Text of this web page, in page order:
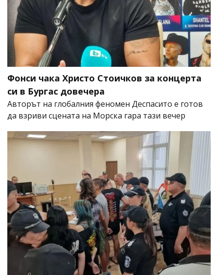
Фонси чака Христо Стоичков за концерта
си в Бургас довечера
Авторът на глобалния феномен Деспасито е готов
да взриви сцената на Морска гара тази вечер